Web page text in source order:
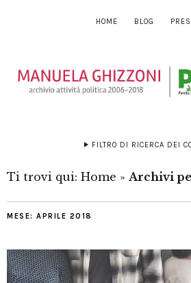
HOME BLOG
FILTRO DI RICERCA DEI
Ti trovi qui: Home » Archivi
MESE: APRILE 2018